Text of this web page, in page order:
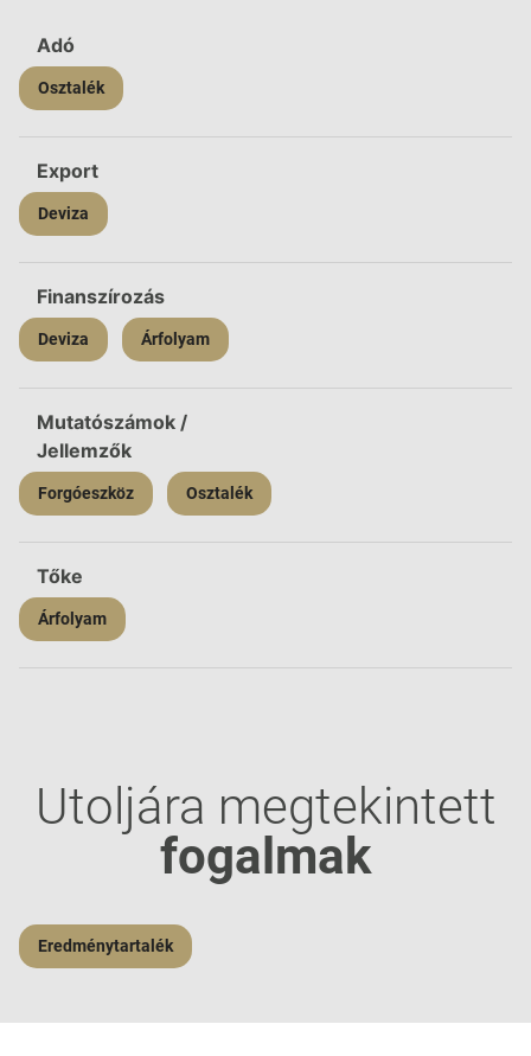
Adó
Osztalék
Export
Deviza
Finanszírozás
Deviza Árfolyam
Mutatószámok /
Jellemzők
Forgóeszköz Osztalék
Tőke
Árfolyam
Utoljára megtekintett
fogalmak
Eredménytartalék